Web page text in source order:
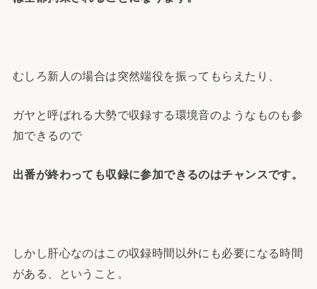
むしろ新人の場合は突然端役を振ってもらえたり、
ガヤと呼ばれる大勢で収録する環境音のようなものも参
加できるので
出番が終わっても収録に参加できるのはチャンスです。
しかし肝心なのはこの収録時間以外にも必要になる時間
がある、ということ。